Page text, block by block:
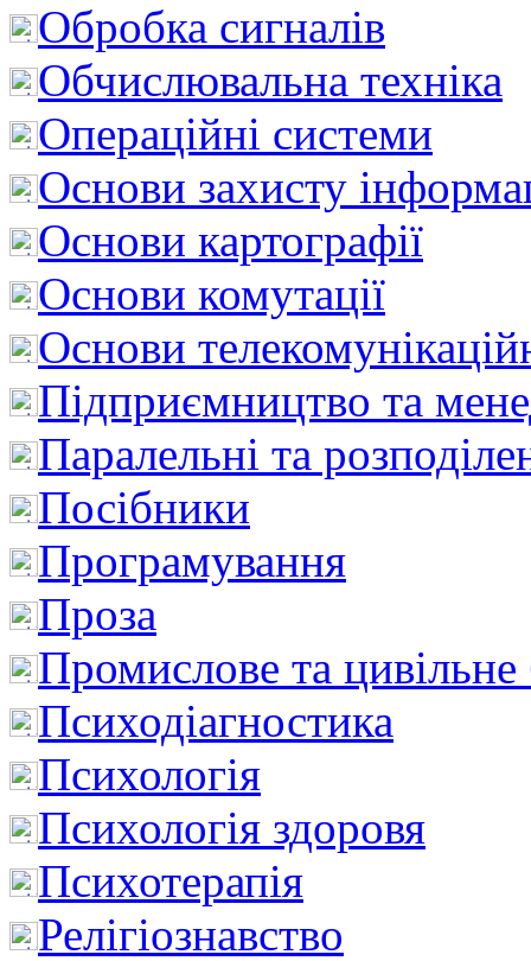
Обробка сигналів
Обчислювальна техніка
Операційні системи
Основи захисту
Основи картографії
Основи комутації
Основи
Підприємництво та
Паралельні та
Посібники
Програмування
Проза
Промислове та цивільне
Психодіагностика
Психологія
Психологія здоровя
Психотерапія
Релігіознавство